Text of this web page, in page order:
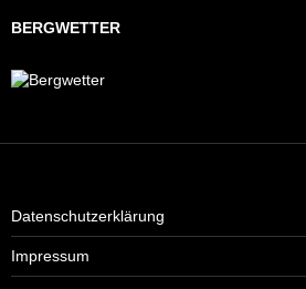
BERGWETTER
Datenschutzerklärung
Impressum